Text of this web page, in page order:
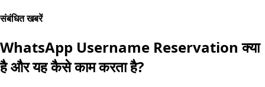
संबंधित खबरें
WhatsApp Username Reservation क्या
है और यह कैसे काम करता है?